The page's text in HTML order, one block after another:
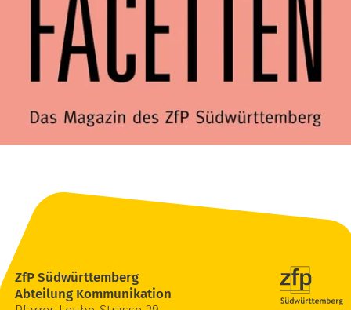
ZfP Südwürttemberg
Abteilung Kommunikation